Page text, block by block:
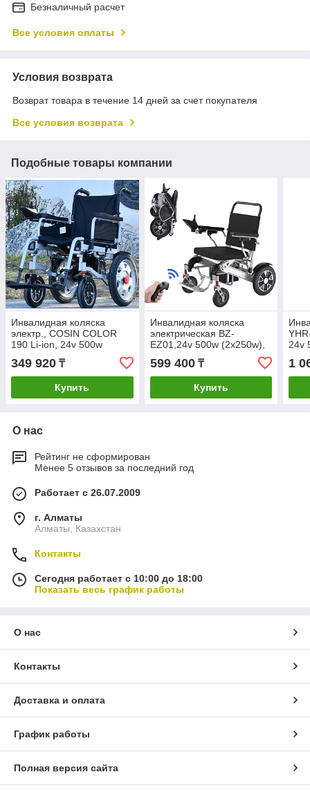
Безналичный расчет
Все условия оплаты
Условия возврата
Возврат товара в течение 14 дней за счет покупателя
Все условия возврата
Подобные товары компании
Инвалидная коляска
электр., COSIN COLOR
190 Li-ion, 24v 500w
(2*250w). Аккум. литиевый
( Li-ion, вес 2кг) 24v 12A/H.
Вес 30 Кг
349 920 ₸
Купить
Инвалидная коляска
электрическая BZ-
EZ01,24v 500w (2х250w),
аккум. литиевый 24v
20A/H.Управление с
пульта,32 кг
599 400₸
Купить
24v
1
О нас
Рейтинг не сформирован
Менее 5 отзывов за последний год
Работает с 26.07.2009
г. Алматы
Алматы, Казахстан
Контакты
Сегодня работает с 10:00 до 18:00
Показать весь график работы
О нас
Контакты
Доставка и оплата
График работы
Полная версия сайта